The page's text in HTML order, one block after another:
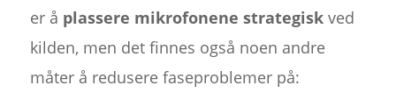
er å plassere mikrofonene strategiskved
kilden, men det finnes også noen andre
måter å redusere faseproblemer på: